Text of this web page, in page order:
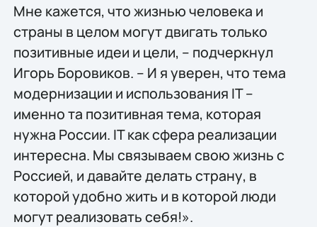
Мне кажется, что жизнью человека и
страны в целом могут двигать только
позитивные идеи и цели, – подчеркнул
Игорь Боровиков. – И я уверен, что тема
модернизации и использования IT –
именно та позитивная тема, которая
нужна России. IT как сфера реализации
интересна. Мы связываем свою жизнь с
Россией, и давайте делать страну, в
которой удобно жить и в которой люди
могут реализовать себя!».